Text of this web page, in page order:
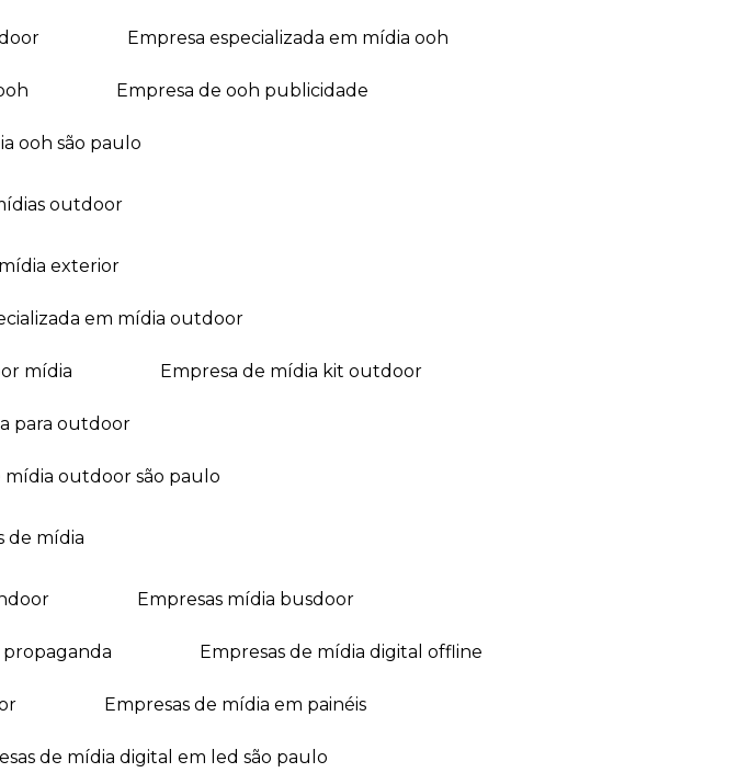
empresa especializada em mídia ooh
empresa de ooh publicidade
ooh são paulo
outdoor
exterior
em mídia outdoor
mídia empresa de mídia kit outdoor
para outdoor
mídia outdoor são paulo
de mídia
empresas mídia busdoor
propaganda empresas de mídia digital offline
empresas de mídia em painéis
de mídia digital em led são paulo